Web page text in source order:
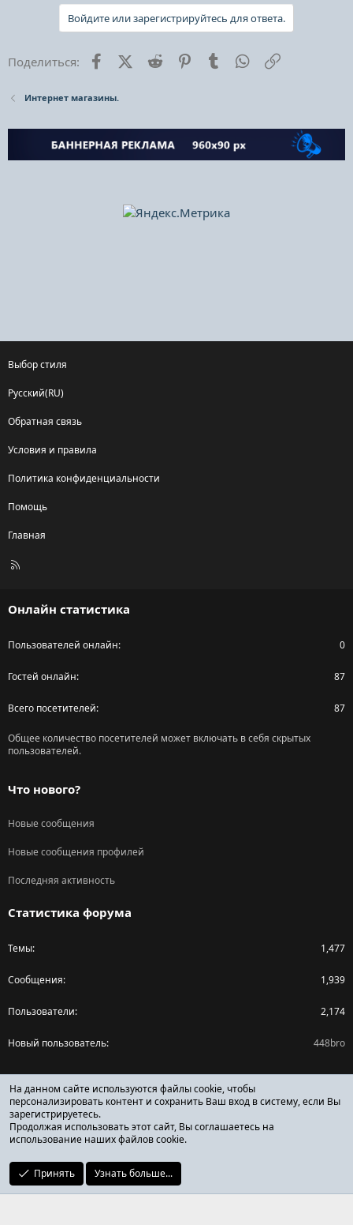
Войдите или зарегистрируйтесь для ответа.
Поделиться: FacebookX (Twitter)
Reddit PinterestTumblr WhatsApp
Интернет магазины.
Выбор стиля
Русский(RU)
Обратная связь
Условия и правила
Политика конфиденциальности
Помощь
Главная
R
Онлайн статистика
Пользователей онлайн 0
Гостей онлайн 87
Всего посетителей 87
Общее количество посетителей может включать в себя скрытых
пользователей.
Что нового?
Новые сообщения
Новые сообщения профилей
Последняя активность
Статистика форума
Темы 1,477
Сообщения 1,939
Пользователи 2,174
Новый пользователь 448bro
Поделиться страницей
Facebook
X (Twitter)
Reddit
ОТЗЫВЫ ОНЛАЙН ФОРУМ
На данном сайте используются файлы cookie, чтобы
персонализировать контент и сохранить Ваш вход в систему, если Вы
зарегистрируетесь.
Продолжая использовать этот сайт, Вы соглашаетесь на
использование наших файлов cookie.
Принять Узнать больше...